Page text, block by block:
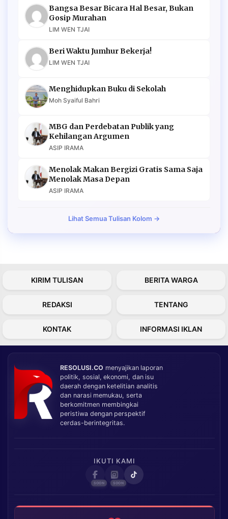
Bangsa Besar Bicara Hal Besar, Bukan
Gosip Murahan
LIM WEN TJAI
Beri Waktu Jumhur Bekerja!
LIM WEN TJAI
Menghidupkan Buku di Sekolah
Moh Syaiful Bahri
MBG dan Perdebatan Publik yang
Kehilangan Argumen
ASIP IRAMA
Menolak Makan Bergizi Gratis Sama Saja
Menolak Masa Depan
ASIP IRAMA
Lihat Semua Tulisan Kolom →
KIRIM TULISAN BERITA WARGA
REDAKSI TENTANG
KONTAK INFORMASI IKLAN
RESOLUSI.CO menyajikan laporan
politik, sosial, ekonomi, dan isu
daerah dengan ketelitian analitis
dan narasi memukau, serta
berkomitmen membingkai
peristiwa dengan perspektif
cerdas-berintegritas.
IKUTI KAMI